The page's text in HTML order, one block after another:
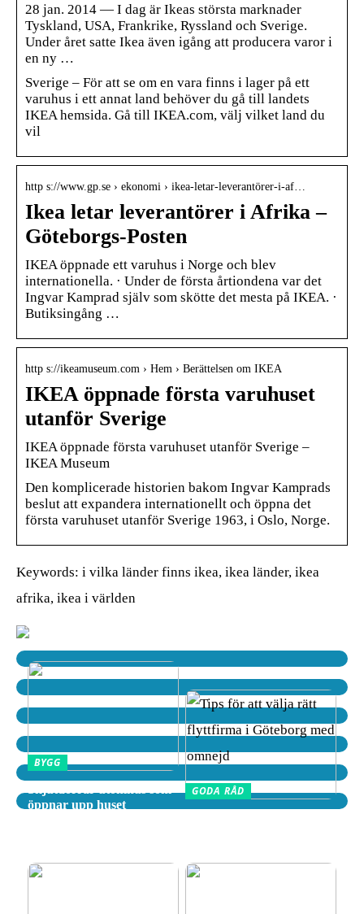
28 jan. 2014 — I dag är Ikeas största marknader
Tyskland, USA, Frankrike, Ryssland och Sverige.
Under året satte Ikea även igång att producera varor i
en ny …
Sverige – För att se om en vara finns i lager på ett
varuhus i ett annat land behöver du gå till landets
IKEA hemsida. Gå till IKEA.com, välj vilket land du
vil
http s://www.gp.se › ekonomi › ikea-letar-leverantörer-i-af…
Ikea letar leverantörer i Afrika –
Göteborgs-Posten
IKEA öppnade ett varuhus i Norge och blev
internationella. · Under de första årtiondena var det
Ingvar Kamprad själv som skötte det mesta på IKEA. ·
Butiksingång …
http s://ikeamuseum.com › Hem › Berättelsen om IKEA
IKEA öppnade första varuhuset
utanför Sverige
IKEA öppnade första varuhuset utanför Sverige –
IKEA Museum
Den komplicerade historien bakom Ingvar Kamprads
beslut att expandera internationellt och öppna det
första varuhuset utanför Sverige 1963, i Oslo, Norge.
Keywords: i vilka länder finns ikea, ikea länder, ikea
afrika, ikea i världen
BYGG
öppnar upp huset
GODA RÅD